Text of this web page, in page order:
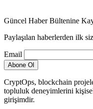
Güncel Haber Bültenine
Paylaşılan haberlerden ilk
Email
CryptOps, blockchain
topluluk deneyimlerini
girişimdir.